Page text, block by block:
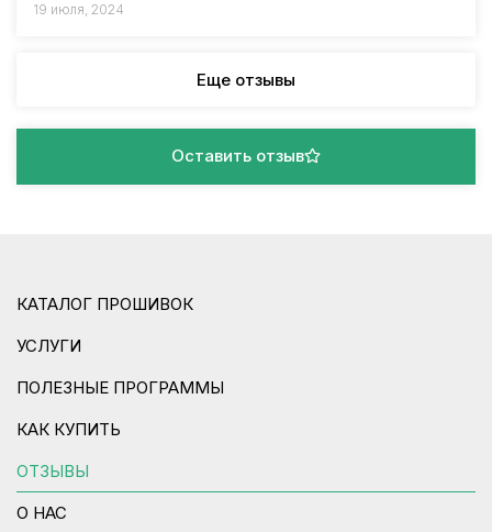
19 июля, 2024
Еще отзывы
Оставить отзыв
КАТАЛОГ ПРОШИВОК
УСЛУГИ
ПОЛЕЗНЫЕ ПРОГРАММЫ
КАК КУПИТЬ
ОТЗЫВЫ
О НАС